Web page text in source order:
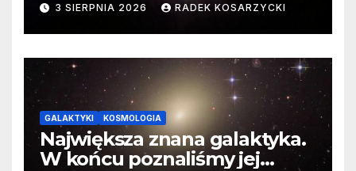
3 SIERPNIA 2026 RADEK KOSARZYCKI
GALAKTYKI KOSMOLOGIA
Największa znana galaktyka.
W końcu poznaliśmy jej